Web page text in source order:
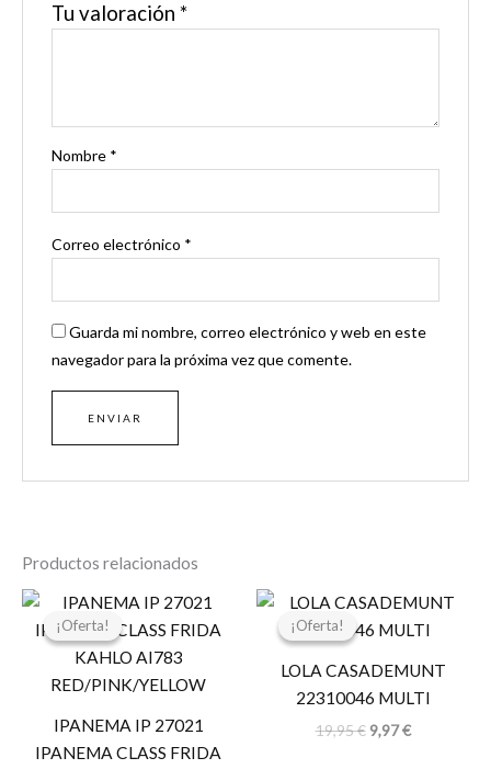
Tu valoración *
Nombre *
Correo electrónico *
Guarda mi nombre, correo electrónico y web en este
navegador para la próxima vez que comente.
Productos relacionados
¡Oferta!
¡Oferta!
IPANEMA IP 27021
IPANEMA CLASS FRIDA
El
original
era:
29,99 €.
El
actual
es:
23,99 €.
¡Oferta!
¡Oferta!
LOLA CASADEMUNT
22310046 MULTI
19,95€
El
original
19,95 €.
9,97€
El
actual
9,97 €.